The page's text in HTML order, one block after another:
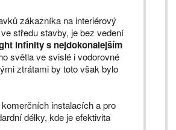
zákazníka na interiérový
středu stavby, je bez vedení
Infinity s nejdokonalejším
světla ve svislé i vodorovné
ztrátami by toto však bylo
instalacích a pro
délky, kde je efektivita